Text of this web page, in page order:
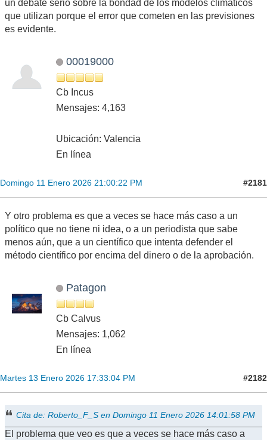
un debate serio sobre la bondad de los modelos climáticos
que utilizan porque el error que cometen en las previsiones
es evidente.
00019000
Cb Incus
Mensajes: 4,163
Ubicación: Valencia
En línea
Domingo 11 Enero 2026 21:00:22 PM #2181
Y otro problema es que a veces se hace más caso a un
político que no tiene ni idea, o a un periodista que sabe
menos aún, que a un científico que intenta defender el
método científico por encima del dinero o de la aprobación.
Patagon
Cb Calvus
Mensajes: 1,062
En línea
Martes 13 Enero 2026 17:33:04 PM #2182
Cita de: Roberto_F_S en Domingo 11 Enero 2026 14:01:58 PM
El problema que veo es que a veces se hace más caso a